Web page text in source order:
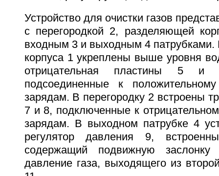
Устройство для очистки газов
с перегородкой 2, разделяющей
входным 3 и выходным 4 патрубками.
корпуса 1 укреплены выше уровня
отрицательная пластины 5 и
подсоединенные к
зарядам. В перегородку 2 встроены
7 и 8, подключенные к
зарядам. В выходном патрубке 4
регулятор давления 9,
содержащий подвижную
давление газа, выходящего из